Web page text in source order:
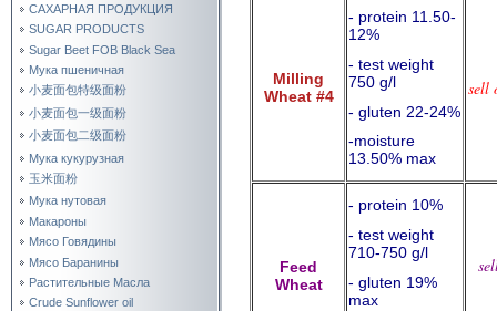
САХАРНАЯ ПРОДУКЦИЯ
SUGAR PRODUCTS
Sugar Beet FOB Black Sea
Мука пшеничная
小麦面包特级面粉
小麦面包一级面粉
小麦面包二级面粉
Мука кукурузная
玉米面粉
Мука нутовая
Макароны
Мясо Говядины
Мясо Баранины
Растительные Масла
Crude Sunflower oil
Milling
Wheat #4
- protein 11.50-
12%
- test weight
750 g/l
- gluten 22-24%
-moisture
13.50% max
sell
Feed
Wheat
- protein 10%
- test weight
710-750 g/l
- gluten 19%
max